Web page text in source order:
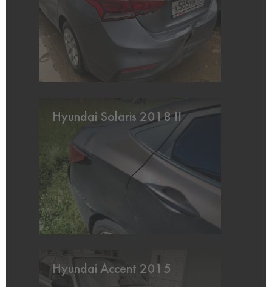
Hyundai Solaris 2018 II
Hyundai Accent 2015